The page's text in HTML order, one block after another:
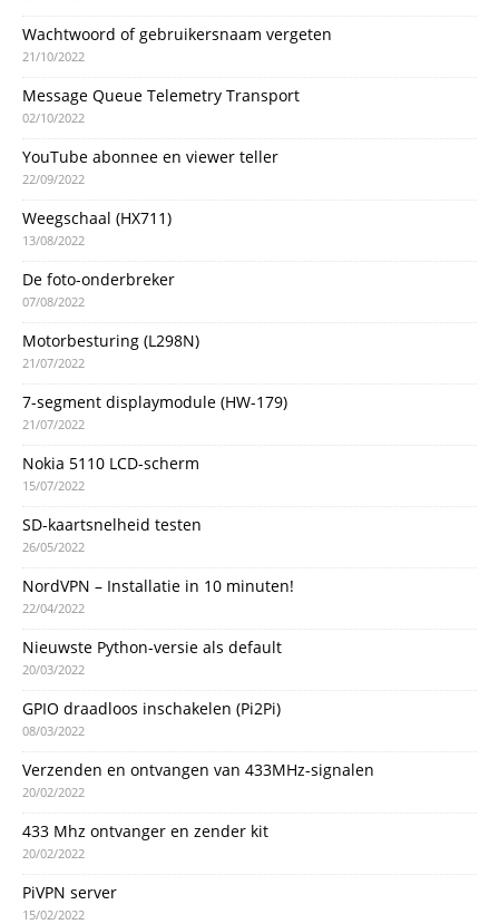
Wachtwoord of gebruikersnaam vergeten
21/10/2022
Message Queue Telemetry Transport
02/10/2022
YouTube abonnee en viewer teller
22/09/2022
Weegschaal (HX711)
13/08/2022
De foto-onderbreker
07/08/2022
Motorbesturing (L298N)
21/07/2022
7-segment displaymodule (HW-179)
21/07/2022
Nokia 5110 LCD-scherm
15/07/2022
SD-kaartsnelheid testen
26/05/2022
NordVPN – Installatie in 10 minuten!
22/04/2022
Nieuwste Python-versie als default
20/03/2022
GPIO draadloos inschakelen (Pi2Pi)
08/03/2022
Verzenden en ontvangen van 433MHz-signalen
20/02/2022
433 Mhz ontvanger en zender kit
20/02/2022
PiVPN server
15/02/2022